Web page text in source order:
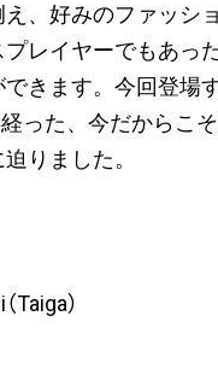
、好みのファッシ
レイヤーでもあ
きます。今回登場
経った、今だから
りました。
Taiga）